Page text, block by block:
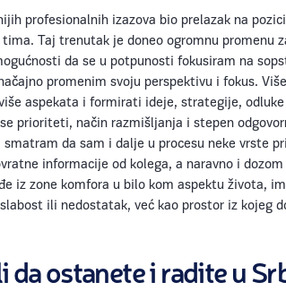
profesionalnih izazova bio prelazak na
Taj trenutak je doneo ogromnu promenu
da se u potpunosti fokusiram na
promenim svoju perspektivu i fokus.
aspekata i formirati ideje, strategije,
prioriteti, način razmišljanja i stepen
smatram da sam i dalje u procesu neke vrste
informacije od kolega, a naravno i
iz zone komfora u bilo kom aspektu života,
ili nedostatak, već kao prostor iz kojeg
da ostanete i radite u